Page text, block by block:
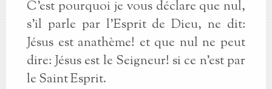
C'est pourquoi je vous déclare que nul,
s'il parle par l'Esprit de Dieu, ne dit:
Jésus est anathème! et que nul ne peut
dire: Jésus est le Seigneur! si ce n'est par
le Saint Esprit.